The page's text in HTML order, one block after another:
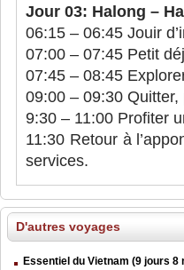
Jour 03: Halong –
06:15 – 06:45 Jouir
07:00 – 07:45 Petit
07:45 – 08:45
09:00 – 09:30
9:30 – 11:00 Profiter
11:30 Retour à
services.
D'autres voyages
Essentiel du Vietnam (9 jours 8